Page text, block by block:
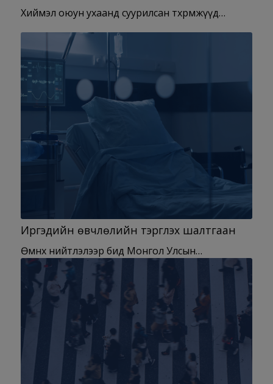
Хиймэл оюун ухаанд суурилсан төхөөрөмжүүд…
Иргэдийн өвчлөлийн тэргүүлэх шалтгаан
Өмнөх нийтлэлээр бид Монгол Улсын…